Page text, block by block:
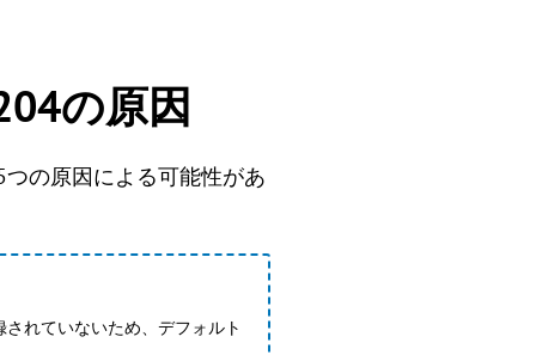
の原因
の原因による可能性があ
れていないため、デフォルト